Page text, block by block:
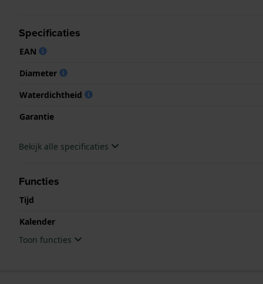
Specificaties
EAN
Diameter
Waterdichtheid
Garantie
Bekijk alle specificaties
Functies
Tijd
Kalender
Toon functies